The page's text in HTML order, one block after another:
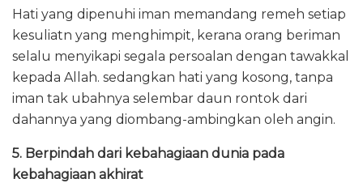
Hati yang dipenuhi iman memandang remeh setiap
kesuliatn yang menghimpit, kerana orang beriman
selalu menyikapi segala persoalan dengan tawakkal
kepada Allah. sedangkan hati yang kosong, tanpa
iman tak ubahnya selembar daun rontok dari
dahannya yang diombang-ambingkan oleh angin.
5. Berpindah dari kebahagiaan dunia pada
kebahagiaan akhirat